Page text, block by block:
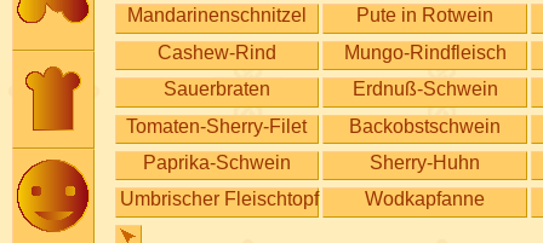
Mandarinenschnitzel
Pute in Rotwein
Cashew-Rind
Mungo-Rindfleisch
Sauerbraten
Erdnuß-Schwein
Tomaten-Sherry-Filet
Backobstschwein
Paprika-Schwein
Sherry-Huhn
Umbrischer Fleischtopf
Wodkapfanne